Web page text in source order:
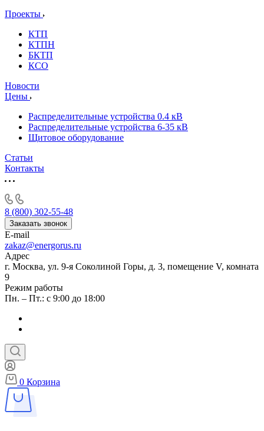
Проекты
КТП
КТПН
БКТП
КСО
Новости
Цены
Распределительные устройства 0.4 кВ
Распределительные устройства 6-35 кВ
Щитовое оборудование
Статьи
Контакты
8 (800) 302-55-48
Заказать звонок
E-mail
zakaz@energorus.ru
Адрес
г. Москва, ул. 9-я Соколиной Горы, д. 3, помещение V, комната
9
Режим работы
Пн. – Пт.: с 9:00 до 18:00
0 Корзина